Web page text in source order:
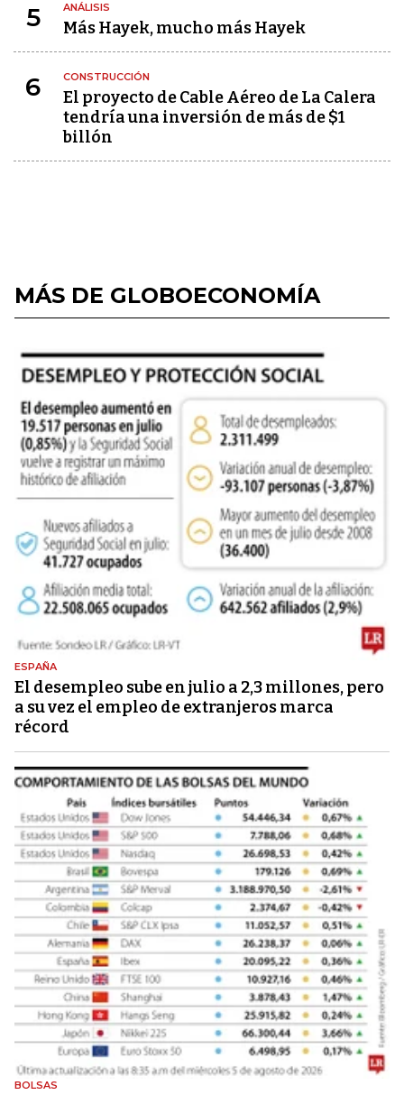
5 ANÁLISIS
Más Hayek, mucho más Hayek
6 CONSTRUCCIÓN
El proyecto de Cable Aéreo de La Calera
tendría una inversión de más de $1
billón
MÁS DE GLOBOECONOMÍA
ESPAÑA
El desempleo sube en julio a 2,3 millones, pero
a su vez el empleo de extranjeros marca
récord
BOLSAS